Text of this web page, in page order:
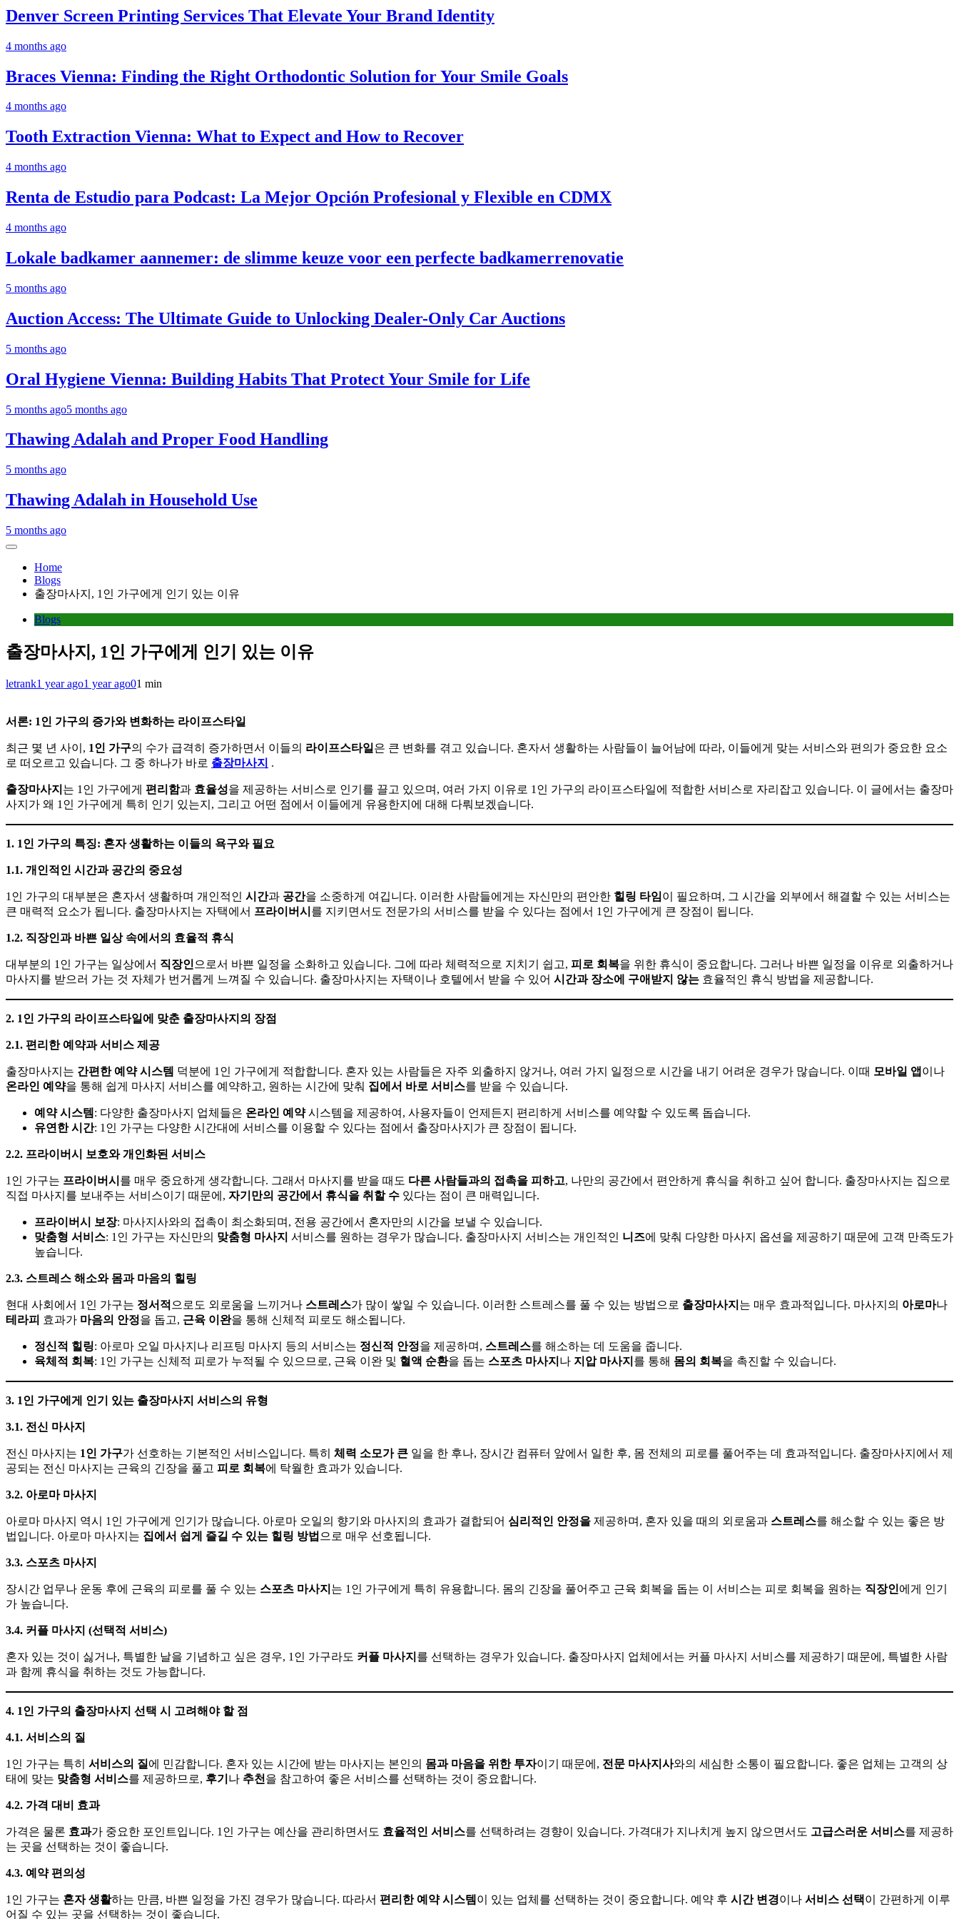
Denver Screen Printing Services That Elevate Your Brand Identity
4 months ago
Braces Vienna: Finding the Right Orthodontic Solution for Your Smile Goals
4 months ago
Tooth Extraction Vienna: What to Expect and How to Recover
4 months ago
Renta de Estudio para Podcast: La Mejor Opción Profesional y Flexible en CDMX
4 months ago
Lokale badkamer aannemer: de slimme keuze voor een perfecte badkamerrenovatie
5 months ago
Auction Access: The Ultimate Guide to Unlocking Dealer-Only Car Auctions
5 months ago
Oral Hygiene Vienna: Building Habits That Protect Your Smile for Life
5 months ago5 months ago
Thawing Adalah and Proper Food Handling
5 months ago
Thawing Adalah in Household Use
5 months ago
Home
Blogs
출장마사지, 1인 가구에게 인기 있는 이유
Blogs
출장마사지, 1인 가구에게 인기 있는 이유
letrank1 year ago1 year ago01 min
서론: 1인 가구의 증가와 변화하는 라이프스타일
최근 몇 년 사이, 1인 가구의 수가 급격히 증가하면서 이들의 라이프스타일 은 큰 변화를 겪고 있습니다. 혼자서 생활하는 사람들이 늘어남에 따라, 이들에게 맞는 서비스와 편의가 중요한 요소
로 떠오르고 있습니다. 그 중 하나가 바로 출장마사지 .
출장마사지 는 1인 가구에게 편리함과 효율성을 제공하는 서비스로 인기를 끌고 있으며, 여러 가지 이유로 1인 가구의 라이프스타일에 적합한 서비스로 자리잡고 있습니다. 이 글에서는 출장마
사지가 왜 1인 가구에게 특히 인기 있는지, 그리고 어떤 점에서 이들에게 유용한지에 대해 다뤄보겠습니다.
1. 1인 가구의 특징: 혼자 생활하는 이들의 욕구와 필요
1.1. 개인적인 시간과 공간의 중요성
1인 가구의 대부분은 혼자서 생활하며 개인적인 시간과 공간을 소중하게 여깁니다. 이러한 사람들에게는 자신만의 편안한 힐링 타임이 필요하며, 그 시간을 외부에서 해결할 수 있는 서비스는
큰 매력적 요소가 됩니다. 출장마사지는 자택에서 프라이버시 를 지키면서도 전문가의 서비스를 받을 수 있다는 점에서 1인 가구에게 큰 장점이 됩니다.
1.2. 직장인과 바쁜 일상 속에서의 효율적 휴식
대부분의 1인 가구는 일상에서 직장인 으로서 바쁜 일정을 소화하고 있습니다. 그에 따라 체력적으로 지치기 쉽고, 피로 회복을 위한 휴식이 중요합니다. 그러나 바쁜 일정을 이유로 외출하거나
마사지를 받으러 가는 것 자체가 번거롭게 느껴질 수 있습니다. 출장마사지는 자택이나 호텔에서 받을 수 있어 시간과 장소에 구애받지 않는 효율적인 휴식 방법을 제공합니다.
2. 1인 가구의 라이프스타일에 맞춘 출장마사지의 장점
2.1. 편리한 예약과 서비스 제공
출장마사지는 간편한 예약 시스템 덕분에 1인 가구에게 적합합니다. 혼자 있는 사람들은 자주 외출하지 않거나, 여러 가지 일정으로 시간을 내기 어려운 경우가 많습니다. 이때 모바일 앱 이나
온라인 예약을 통해 쉽게 마사지 서비스를 예약하고, 원하는 시간에 맞춰 집에서 바로 서비스를 받을 수 있습니다.
예약 시스템 : 다양한 출장마사지 업체들은 온라인 예약시스템을 제공하여, 사용자들이 언제든지 편리하게 서비스를 예약할 수 있도록 돕습니다.
유연한 시간: 1인 가구는 다양한 시간대에 서비스를 이용할 수 있다는 점에서 출장마사지가 큰 장점이 됩니다.
2.2. 프라이버시 보호와 개인화된 서비스
1인 가구는 프라이버시 를 매우 중요하게 생각합니다. 그래서 마사지를 받을 때도 다른 사람들과의 접촉을 피하고, 나만의 공간에서 편안하게 휴식을 취하고 싶어 합니다. 출장마사지는 집으로
직접 마사지를 보내주는 서비스이기 때문에, 자기만의 공간에서 휴식을 취할 수 있다는 점이 큰 매력입니다.
프라이버시 보장: 마사지사와의 접촉이 최소화되며, 전용 공간에서 혼자만의 시간을 보낼 수 있습니다.
맞춤형 서비스: 1인 가구는 자신만의 맞춤형 마사지 서비스를 원하는 경우가 많습니다. 출장마사지 서비스는 개인적인 니즈에 맞춰 다양한 마사지 옵션을 제공하기 때문에 고객 만족도가
높습니다.
2.3. 스트레스 해소와 몸과 마음의 힐링
현대 사회에서 1인 가구는 정서적 으로도 외로움을 느끼거나 스트레스가 많이 쌓일 수 있습니다. 이러한 스트레스를 풀 수 있는 방법으로 출장마사지 는 매우 효과적입니다. 마사지의 아로마나
테라피 효과가 마음의 안정을 돕고, 근육 이완을 통해 신체적 피로도 해소됩니다.
정신적 힐링: 아로마 오일 마사지나 리프팅 마사지 등의 서비스는 정신적 안정을 제공하며, 스트레스를 해소하는 데 도움을 줍니다.
육체적 회복: 1인 가구는 신체적 피로가 누적될 수 있으므로, 근육 이완 및 혈액 순환을 돕는 스포츠 마사지 나 지압 마사지 를 통해 몸의 회복을 촉진할 수 있습니다.
3. 1인 가구에게 인기 있는 출장마사지 서비스의 유형
3.1. 전신 마사지
전신 마사지는 1인 가구가 선호하는 기본적인 서비스입니다. 특히 체력 소모가 큰 일을 한 후나, 장시간 컴퓨터 앞에서 일한 후, 몸 전체의 피로를 풀어주는 데 효과적입니다. 출장마사지에서 제
공되는 전신 마사지는 근육의 긴장을 풀고 피로 회복에 탁월한 효과가 있습니다.
3.2. 아로마 마사지
아로마 마사지 역시 1인 가구에게 인기가 많습니다. 아로마 오일의 향기와 마사지의 효과가 결합되어 심리적인 안정을 제공하며, 혼자 있을 때의 외로움과 스트레스를 해소할 수 있는 좋은 방
법입니다. 아로마 마사지는 집에서 쉽게 즐길 수 있는 힐링 방법 으로 매우 선호됩니다.
3.3. 스포츠 마사지
장시간 업무나 운동 후에 근육의 피로를 풀 수 있는 스포츠 마사지 는 1인 가구에게 특히 유용합니다. 몸의 긴장을 풀어주고 근육 회복을 돕는 이 서비스는 피로 회복을 원하는 직장인에게 인기
가 높습니다.
3.4. 커플 마사지 (선택적 서비스)
혼자 있는 것이 싫거나, 특별한 날을 기념하고 싶은 경우, 1인 가구라도 커플 마사지 를 선택하는 경우가 있습니다. 출장마사지 업체에서는 커플 마사지 서비스를 제공하기 때문에, 특별한 사람
과 함께 휴식을 취하는 것도 가능합니다.
4. 1인 가구의 출장마사지 선택 시 고려해야 할 점
4.1. 서비스의 질
1인 가구는 특히 서비스의 질 에 민감합니다. 혼자 있는 시간에 받는 마사지는 본인의 몸과 마음을 위한 투자이기 때문에, 전문 마사지사와의 세심한 소통이 필요합니다. 좋은 업체는 고객의 상
태에 맞는 맞춤형 서비스를 제공하므로, 후기 나 추천 을 참고하여 좋은 서비스를 선택하는 것이 중요합니다.
4.2. 가격 대비 효과
가격은 물론 효과가 중요한 포인트입니다. 1인 가구는 예산을 관리하면서도 효율적인 서비스를 선택하려는 경향이 있습니다. 가격대가 지나치게 높지 않으면서도 고급스러운 서비스를 제공하
는 곳을 선택하는 것이 좋습니다.
4.3. 예약 편의성
1인 가구는 혼자 생활하는 만큼, 바쁜 일정을 가진 경우가 많습니다. 따라서 편리한 예약 시스템 이 있는 업체를 선택하는 것이 중요합니다. 예약 후 시간 변경이나 서비스 선택이 간편하게 이루
어질 수 있는 곳을 선택하는 것이 좋습니다.